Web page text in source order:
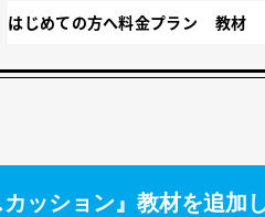
はじめての方へ料金プラン 教材
ッション』教材を追加